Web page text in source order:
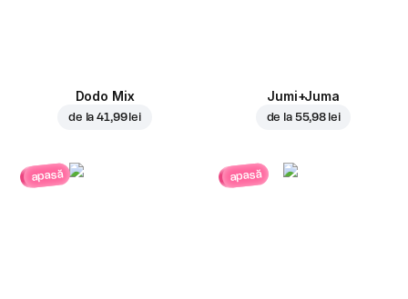
Dodo Mix
de la41,99 lei
Jumi+Juma
de la 55,98 lei
apasă apasă